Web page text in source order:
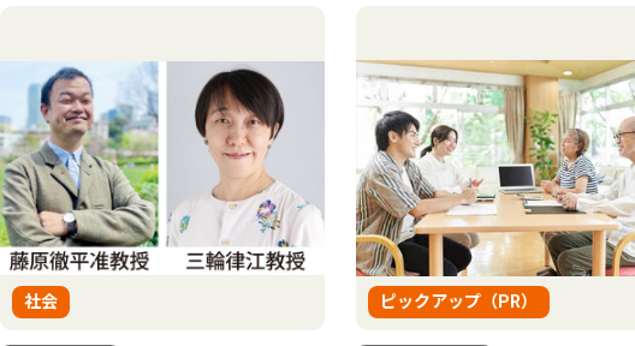
社会 ピックアップ（PR）